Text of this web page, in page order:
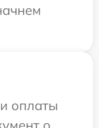
оплаты